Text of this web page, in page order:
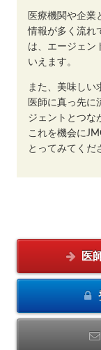
医療機関や企業
情報が多く流れ
は、エージェン
いえます。
また、美味しい
医師に真っ先に
ジェントとつな
これを機会に
とってみてくだ
医